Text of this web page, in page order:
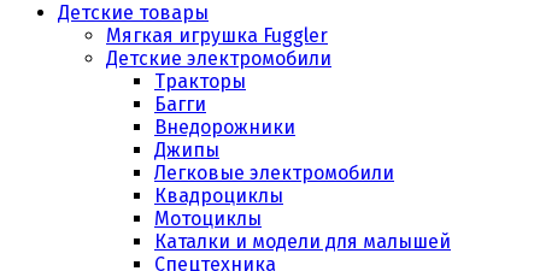
Детские товары
Мягкая игрушка Fuggler
Детские электромобили
Тракторы
Багги
Внедорожники
Джипы
Легковые электромобили
Квадроциклы
Мотоциклы
Каталки и модели для малышей
Спецтехника